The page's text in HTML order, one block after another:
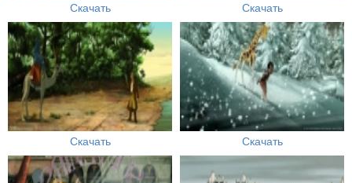
Скачать Скачать
Скачать Скачать